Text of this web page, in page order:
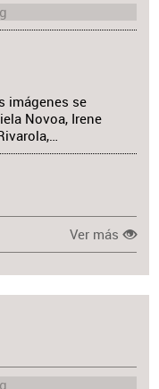
imágenes se
Novoa, Irene
Ver más